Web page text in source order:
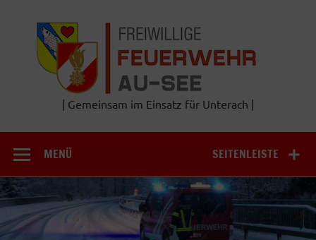
springen
| Gemeinsam im Einsatz für Unterach |
SEITENLEISTE
MENÜ